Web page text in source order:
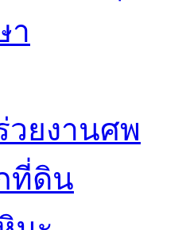
า
วยงานศพ
ที่ดิน